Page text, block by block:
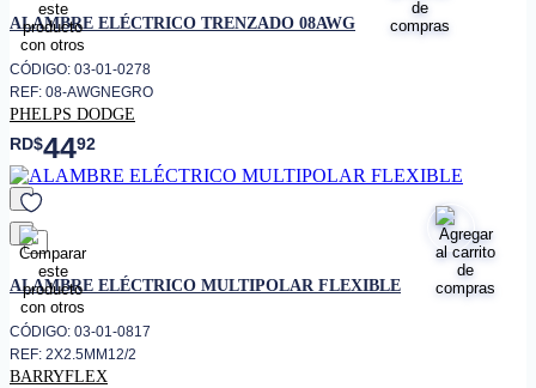
favorito
ALAMBRE ELÉCTRICO TRENZADO 08AWG
CÓDIGO: 03-01-0278
REF: 08-AWGNEGRO
PHELPS DODGE
RD$4492
favorito
ALAMBRE ELÉCTRICO MULTIPOLAR FLEXIBLE
CÓDIGO: 03-01-0817
REF: 2X2.5MM12/2
BARRYFLEX